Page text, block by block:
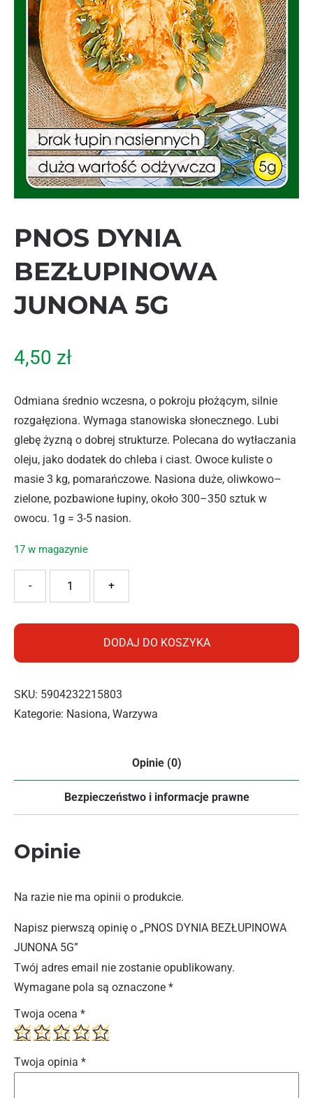
PNOS DYNIA
BEZŁUPINOWA
JUNONA 5G
4,50 zł
Odmiana średnio wczesna, o pokroju płożącym, silnie
rozgałęziona. Wymaga stanowiska słonecznego. Lubi
glebę żyzną o dobrej strukturze. Polecana do wytłaczania
oleju, jako dodatek do chleba i ciast. Owoce kuliste o
masie 3 kg, pomarańczowe. Nasiona duże, oliwkowo–
zielone, pozbawione łupiny, około 300–350 sztuk w
owocu. 1g = 3-5 nasion.
17 w magazynie
+
-
DODAJ DO KOSZYKA
SKU: 5904232215803
Kategorie: Nasiona, Warzywa
Opinie (0)
Bezpieczeństwo i informacje prawne
Opinie
Na razie nie ma opinii o produkcie.
Napisz pierwszą opinię o „PNOS DYNIA BEZŁUPINOWA
JUNONA 5G”
Twój adres email nie zostanie opublikowany.
Wymagane pola są oznaczone *
Twoja ocena *
Twoja opinia *